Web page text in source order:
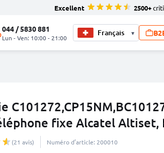
Excellent 2500+
044 / 5830 881
Lun - Ven: 10:00 - 21:00
▾
fixe Alcatel Altiset,
(21 avis) Numéro d’article: 200010